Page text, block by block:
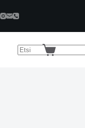
Shopping